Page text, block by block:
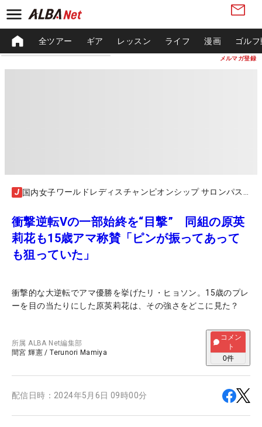
メルマガ登録
全ツアー ギア レッスン ライフ 漫画 ゴル
国内女子
衝撃逆転Vの一部始終を“目撃” 同組の原英
莉花も15歳アマ称賛「ピンが振ってあって
も狙っていた」
衝撃的な大逆転でアマ優勝を挙げたリ・ヒョソン。15歳のプレ
ーを目の当たりにした原英莉花は、その強さをどこに見た？
所属ALBA Net編集部
間宮 輝憲 /Terunori Mamiya
コメン
ト
0件
配信日時： 2024年5月6日 09時00分